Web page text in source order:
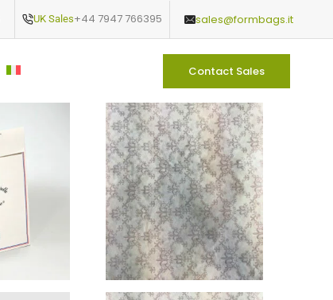
UK Sales+44 7947 766395 sales@formbags.it
Contact Sales